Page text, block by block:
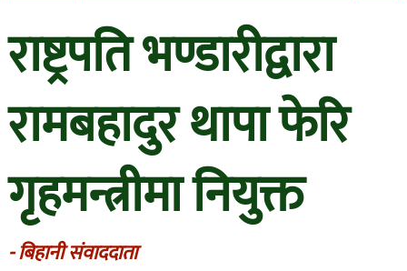
राष्ट्रपति भण्डारीद्वारा
रामबहादुर थापा फेरि
गृहमन्त्रीमा नियुक्त
- बिहानी संवाददाता